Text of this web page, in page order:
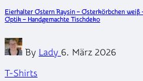
Eierhalter Ostern Raysin – Osterkörbchen
Optik – Handgemachte Tischdeko
Posted
by
By Lady 6. März 2026
Posted
T-Shirts